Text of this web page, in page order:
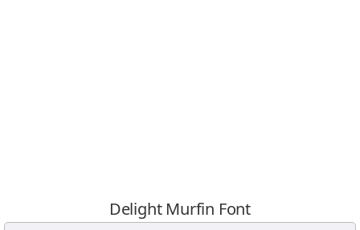
Delight Murfin Font